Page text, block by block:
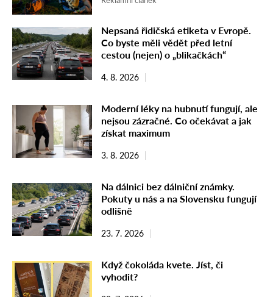
Nepsaná řidičská etiketa v Evropě.
Co byste měli vědět před letní
cestou (nejen) o „blikačkách“
4. 8. 2026
Moderní léky na hubnutí fungují, ale
nejsou zázračné. Co očekávat a jak
získat maximum
3. 8. 2026
Na dálnici bez dálniční známky.
Pokuty u nás a na Slovensku fungují
odlišně
23. 7. 2026
Když čokoláda kvete. Jíst, či
vyhodit?